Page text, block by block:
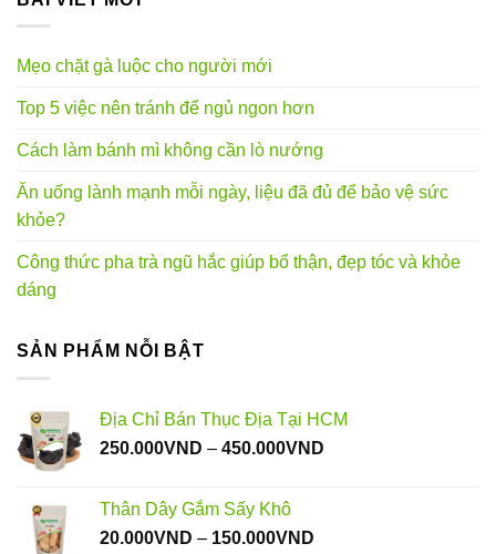
Mẹo chặt gà luộc cho người mới
Top 5 việc nên tránh để ngủ ngon hơn
Cách làm bánh mì không cần lò nướng
Ăn uống lành mạnh mỗi ngày, liệu đã đủ để bảo vệ sức
khỏe?
Công thức pha trà ngũ hắc giúp bổ thận, đẹp tóc và khỏe
dáng
SẢN PHẨM NỖI BẬT
Địa Chỉ Bán Thục Địa Tại HCM
250.000VND – 450.000VND
Thân Dây Gắm Sấy Khô
20.000VND – 150.000VND